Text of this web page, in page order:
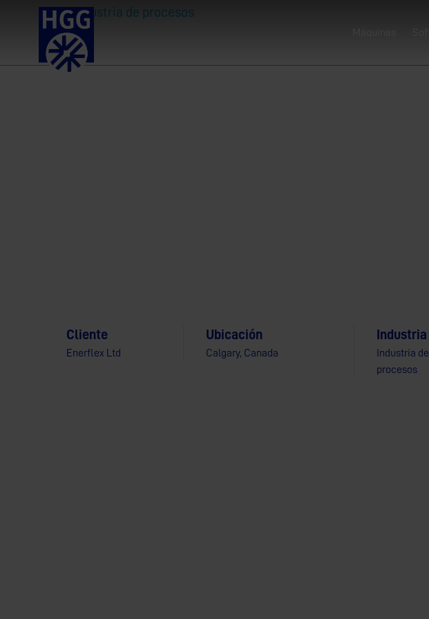
Industria de procesos
Resuelta la falta crónica
de soldadores de
Cliente
Enerflex Ltd
Ubicación
Calgary, Canada
Industria
Industria de
procesos